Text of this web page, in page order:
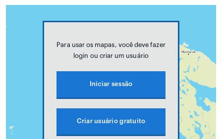
Para usar os mapas, você deve fazer
login ou criar um usuário
Iniciar sessão
Criar usuário gratuito